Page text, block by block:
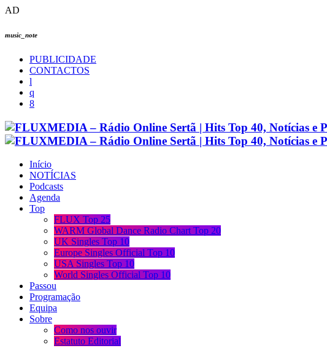
AD
music_note
PUBLICIDADE
CONTACTOS
Início
NOTÍCIAS
Podcasts
Agenda
Top
FLUX Top 25
WARM Global Dance Radio Chart Top 20
UK Singles Top 10
Europe Singles Official Top 10
USA Singles Top 10
World Singles Official Top 10
Passou
Programação
Equipa
Sobre
Como nos ouvir
Estatuto Editorial